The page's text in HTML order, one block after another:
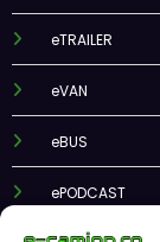
eTRAILER
eVAN
eBUS
ePODCAST